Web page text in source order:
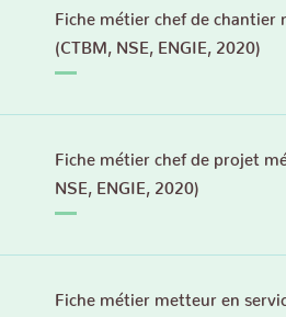
Fiche métier chef de chantier
(CTBM, NSE, ENGIE, 2020)
Fiche métier chef de projet
NSE, ENGIE, 2020)
Fiche métier metteur en